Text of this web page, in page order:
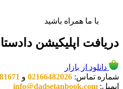
با ما همراه باشید
دریافت اپلیکیشن
دانلود از بازار
شماره تماس: 02166482026 و
ایمیل: info@dadsetanbook.com